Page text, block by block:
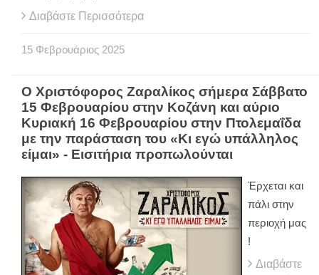
Διαβάστε Περισσότερα
15 Φεβρουάριος 2025
Ο Χριστόφορος Ζαραλίκος σήμερα Σάββατο
15 Φεβρουαρίου στην Κοζάνη και αύριο
Κυριακή 16 Φεβρουαρίου στην Πτολεμαΐδα
με την παράσταση του «Κι εγώ υπάλληλος
είμαι» - Εισιτήρια προπωλούνται
Έρχεται και
πάλι στην
περιοχή μας
!
Διαβάστε